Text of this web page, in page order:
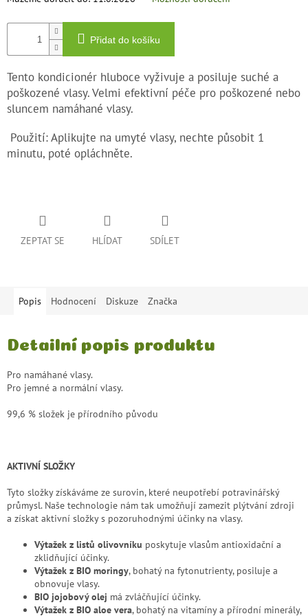
Přidat do košíku
Tento kondicionér hluboce vyživuje a posiluje suché a
poškozené vlasy. Velmi efektivní péče pro poškozené nebo
sluncem namáhané vlasy.
Použití: Aplikujte na umyté vlasy, nechte působit 1
minutu, poté opláchněte.
ZEPTAT SE HLÍDAT SDÍLET
Popis Hodnocení Diskuze Značka
Detailní popis produktu
Pro namáhané vlasy.
Pro jemné a normální vlasy.
99,6 % složek je přírodního původu
AKTIVNÍ SLOŽKY
Tyto složky získáváme ze surovin, které neupotřebí potravinářský
průmysl. Naše technologie nám tak umožňují zamezit plýtvání zdroji
a získat aktivní složky s pozoruhodnými účinky na vlasy.
Výtažek z listů olivovníku poskytuje vlasům antioxidační a
zklidňující účinky.
Výtažek z BIO moringy, bohatý na fytonutrienty, posiluje a
obnovuje vlasy.
BIO jojobový olej má zvláčňující účinky.
Výtažek z BIO aloe vera, bohatý na vitamíny a přírodní minerály,